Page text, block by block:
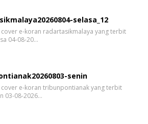
selasa_12
cover e-koran radartasikmalaya yang terbit
04-08-20…
senin
cover e-koran tribunpontianak yang terbit
03-08-2026…